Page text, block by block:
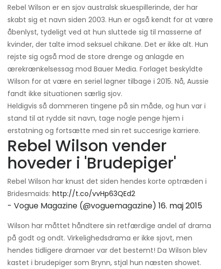
Rebel Wilson er en sjov australsk skuespillerinde, der har
skabt sig et navn siden 2003. Hun er også kendt for at være
åbenlyst, tydeligt ved at hun sluttede sig til masserne af
kvinder, der talte imod seksuel chikane. Det er ikke alt. Hun
rejste sig også mod de store drenge og anlagde en
ærekrænkelsessag mod Bauer Media. Forlaget beskyldte
Wilson for at være en seriel løgner tilbage i 2015. Nå, Aussie
fandt ikke situationen særlig sjov.
Heldigvis så dommeren tingene på sin måde, og hun var i
stand til at rydde sit navn, tage nogle penge hjem i
erstatning og fortsætte med sin ret succesrige karriere.
Rebel Wilson vender
hoveder i 'Brudepiger'
Rebel Wilson har knust det siden hendes korte optræden i
Bridesmaids: http://t.co/vvHp63QEd2
- Vogue Magazine (@voguemagazine) 16. maj 2015
Wilson har måttet håndtere sin retfærdige andel af drama
på godt og ondt. Virkelighedsdrama er ikke sjovt, men
hendes tidligere dramaer var det bestemt! Da Wilson blev
kastet i brudepiger som Brynn, stjal hun næsten showet.